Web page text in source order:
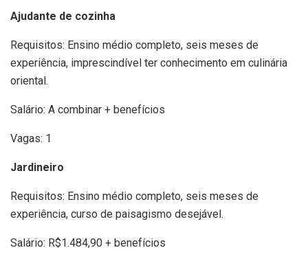
Ajudante de cozinha
Requisitos: Ensino médio completo, seis meses de
experiência, imprescindível ter conhecimento em culinária
oriental.
Salário: A combinar + benefícios
Vagas: 1
Jardineiro
Requisitos: Ensino médio completo, seis meses de
experiência, curso de paisagismo desejável.
Salário: R$1.484,90 + benefícios